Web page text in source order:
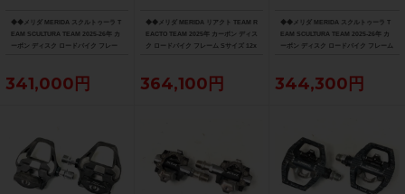
◆◆メリダ MERIDA スクルトゥーラ T
EAM SCULTURA TEAM 2025-26年 カ
ーボン ディスク ロードバイク フレー
341,000円
◆◆メリダ MERIDA リアクト TEAM R
EACTO TEAM 2025年 カーボン ディス
ク ロードバイク フレーム Sサイズ 12x
364,100円
◆◆メリダ MERIDA スクルトゥーラ T
EAM SCULTURA TEAM 2025-26年 カ
ーボン ディスク ロードバイク フレーム
344,300円